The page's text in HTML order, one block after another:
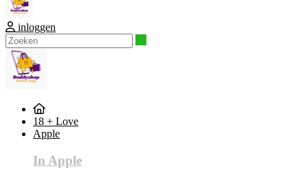
inloggen
18 + Love
Apple
In Apple